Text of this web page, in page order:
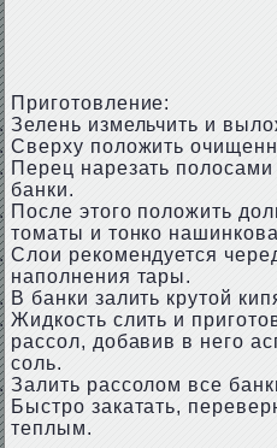
Приготовление:
Зелень измельчить и
Сверху положить
Перец нарезать
банки.
После этого положить
томаты и тонко
Слои рекомендуется
наполнения тары.
В банки залить крутой
Жидкость слить и
рассол, добавив в него
соль.
Залить рассолом все
Быстро закатать,
теплым.